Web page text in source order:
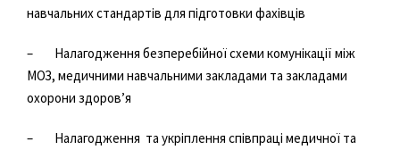
навчальних стандартів для підготовки фахівців
– Налагодження безперебійної схеми комунікації між
МОЗ, медичними навчальними закладами та закладами
охорони здоров’я
– Налагодження та укріплення співпраці медичної та